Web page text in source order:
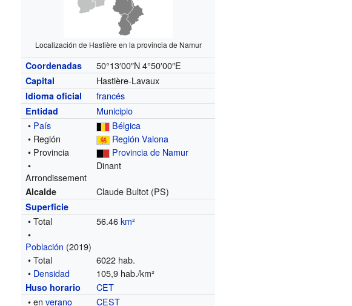
Localización de Hastière en la provincia de Namur
Coordenadas 50°13′00″N 4°50′00″E
Capital Hastière-Lavaux
Idioma oficial francés
Entidad
Municipio
• País
Bélgica
• Región
Región Valona
• Provincia
Provincia de Namur
•
Arrondissement
Dinant
Alcalde Claude Bultot (PS)
Superficie
• Total 56.46km²
•
Población (2019)
• Total
6022 hab.
• Densidad 105,9 hab./km²
Huso horario
CET
• enverano CEST